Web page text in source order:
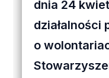
dnia 24
działalności
o